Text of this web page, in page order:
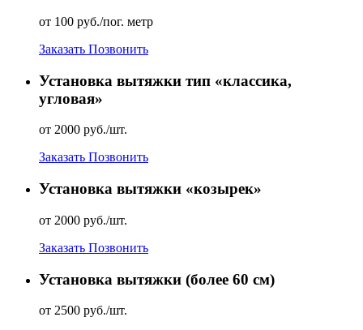
от 100 руб./пог. метр
Заказать Позвонить
Установка вытяжки тип «классика,
угловая»
от 2000 руб./шт.
Заказать Позвонить
Установка вытяжки «козырек»
от 2000 руб./шт.
Заказать Позвонить
Установка вытяжки (более 60 см)
от 2500 руб./шт.